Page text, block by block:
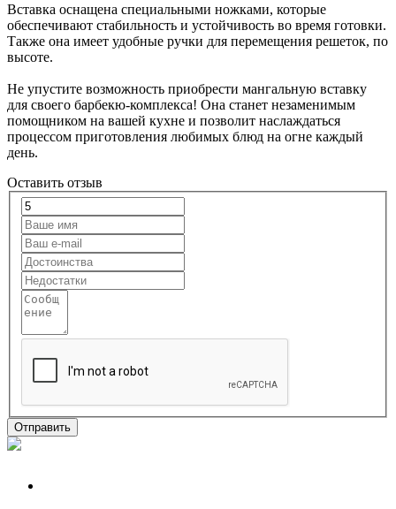
Вставка оснащена специальными ножками, которые
обеспечивают стабильность и устойчивость во время готовки.
Также она имеет удобные ручки для перемещения решеток, по
высоте.
Не упустите возможность приобрести мангальную вставку
для своего барбекю-комплекса! Она станет незаменимым
помощником на вашей кухне и позволит наслаждаться
процессом приготовления любимых блюд на огне каждый
день.
Оставить отзыв
Отправить